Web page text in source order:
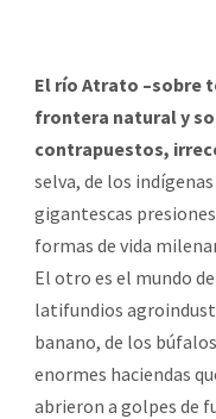
El río Atrato –sobre
frontera natural y
contrapuestos,
selva, de los
gigantescas
formas de vida
El otro es el mundo
latifundios
banano, de los
enormes haciendas
abrieron a golpes de